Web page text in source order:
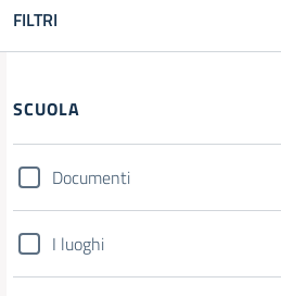
FILTRI
Filtri
SCUOLA
Documenti
I luoghi